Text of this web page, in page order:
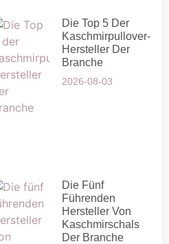
Die Top 5 Der
Kaschmirpullover-
Hersteller Der
Branche
2026-08-03
Die Fünf
Führenden
Hersteller Von
Kaschmirschals
Der Branche